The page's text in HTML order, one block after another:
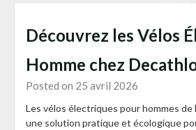
Découvrez les Vélos
Homme chez
Posted on 25 avril 2026
Les vélos électriques pour hommes
une solution pratique et écologique